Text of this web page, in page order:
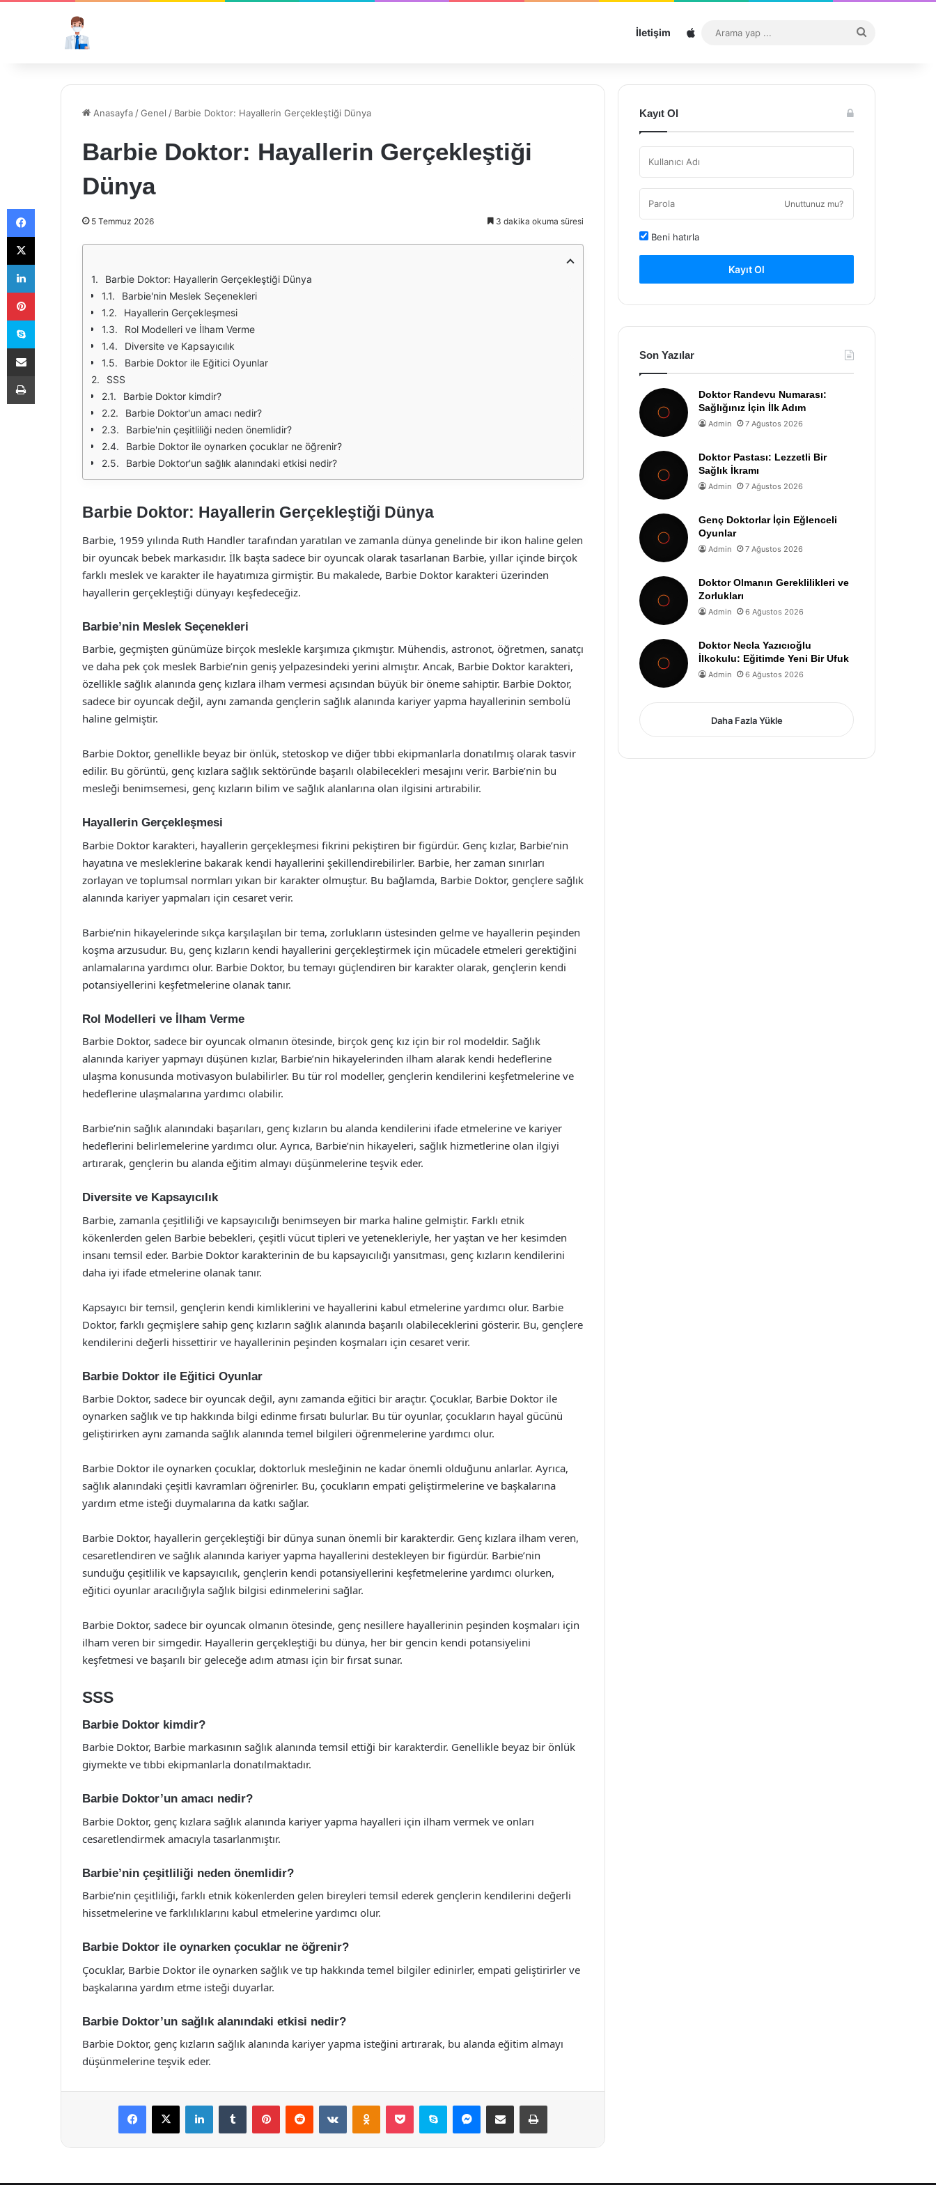
İletişim Sitemap
...
Anasayfa /Genel / Barbie Doktor: Hayallerin Gerçekleştiği Dünya
Barbie Doktor: Hayallerin Gerçekleştiği
Dünya
5 Temmuz 2026 3 dakika okuma süresi
Barbie Doktor: Hayallerin Gerçekleştiği Dünya
Barbie'nin Meslek Seçenekleri
Hayallerin Gerçekleşmesi
Rol Modelleri ve İlham Verme
Diversite ve Kapsayıcılık
Barbie Doktor ile Eğitici Oyunlar
SSS
Barbie Doktor kimdir?
Barbie Doktor'un amacı nedir?
Barbie'nin çeşitliliği neden önemlidir?
Barbie Doktor ile oynarken çocuklar ne öğrenir?
Barbie Doktor'un sağlık alanındaki etkisi nedir?
Barbie Doktor: Hayallerin Gerçekleştiği Dünya
Barbie, 1959 yılında Ruth Handler tarafından yaratılan ve zamanla dünya genelinde bir ikon haline gelen
bir oyuncak bebek markasıdır. İlk başta sadece bir oyuncak olarak tasarlanan Barbie, yıllar içinde birçok
farklı meslek ve karakter ile hayatımıza girmiştir. Bu makalede, Barbie Doktor karakteri üzerinden
hayallerin gerçekleştiği dünyayı keşfedeceğiz.
Barbie’nin Meslek Seçenekleri
Barbie, geçmişten günümüze birçok meslekle karşımıza çıkmıştır. Mühendis, astronot, öğretmen, sanatçı
ve daha pek çok meslek Barbie’nin geniş yelpazesindeki yerini almıştır. Ancak, Barbie Doktor karakteri,
özellikle sağlık alanında genç kızlara ilham vermesi açısından büyük bir öneme sahiptir. Barbie Doktor,
sadece bir oyuncak değil, aynı zamanda gençlerin sağlık alanında kariyer yapma hayallerinin sembolü
haline gelmiştir.
Barbie Doktor, genellikle beyaz bir önlük, stetoskop ve diğer tıbbi ekipmanlarla donatılmış olarak tasvir
edilir. Bu görüntü, genç kızlara sağlık sektöründe başarılı olabilecekleri mesajını verir. Barbie’nin bu
mesleği benimsemesi, genç kızların bilim ve sağlık alanlarına olan ilgisini artırabilir.
Hayallerin Gerçekleşmesi
Barbie Doktor karakteri, hayallerin gerçekleşmesi fikrini pekiştiren bir figürdür. Genç kızlar, Barbie’nin
hayatına ve mesleklerine bakarak kendi hayallerini şekillendirebilirler. Barbie, her zaman sınırları
zorlayan ve toplumsal normları yıkan bir karakter olmuştur. Bu bağlamda, Barbie Doktor, gençlere sağlık
alanında kariyer yapmaları için cesaret verir.
Barbie’nin hikayelerinde sıkça karşılaşılan bir tema, zorlukların üstesinden gelme ve hayallerin peşinden
koşma arzusudur. Bu, genç kızların kendi hayallerini gerçekleştirmek için mücadele etmeleri gerektiğini
anlamalarına yardımcı olur. Barbie Doktor, bu temayı güçlendiren bir karakter olarak, gençlerin kendi
potansiyellerini keşfetmelerine olanak tanır.
Rol Modelleri ve İlham Verme
Barbie Doktor, sadece bir oyuncak olmanın ötesinde, birçok genç kız için bir rol modeldir. Sağlık
alanında kariyer yapmayı düşünen kızlar, Barbie’nin hikayelerinden ilham alarak kendi hedeflerine
ulaşma konusunda motivasyon bulabilirler. Bu tür rol modeller, gençlerin kendilerini keşfetmelerine ve
hedeflerine ulaşmalarına yardımcı olabilir.
Barbie’nin sağlık alanındaki başarıları, genç kızların bu alanda kendilerini ifade etmelerine ve kariyer
hedeflerini belirlemelerine yardımcı olur. Ayrıca, Barbie’nin hikayeleri, sağlık hizmetlerine olan ilgiyi
artırarak, gençlerin bu alanda eğitim almayı düşünmelerine teşvik eder.
Diversite ve Kapsayıcılık
Barbie, zamanla çeşitliliği ve kapsayıcılığı benimseyen bir marka haline gelmiştir. Farklı etnik
kökenlerden gelen Barbie bebekleri, çeşitli vücut tipleri ve yetenekleriyle, her yaştan ve her kesimden
insanı temsil eder. Barbie Doktor karakterinin de bu kapsayıcılığı yansıtması, genç kızların kendilerini
daha iyi ifade etmelerine olanak tanır.
Kapsayıcı bir temsil, gençlerin kendi kimliklerini ve hayallerini kabul etmelerine yardımcı olur. Barbie
Doktor, farklı geçmişlere sahip genç kızların sağlık alanında başarılı olabileceklerini gösterir. Bu, gençlere
kendilerini değerli hissettirir ve hayallerinin peşinden koşmaları için cesaret verir.
Barbie Doktor ile Eğitici Oyunlar
Barbie Doktor, sadece bir oyuncak değil, aynı zamanda eğitici bir araçtır. Çocuklar, Barbie Doktor ile
oynarken sağlık ve tıp hakkında bilgi edinme fırsatı bulurlar. Bu tür oyunlar, çocukların hayal gücünü
geliştirirken aynı zamanda sağlık alanında temel bilgileri öğrenmelerine yardımcı olur.
Barbie Doktor ile oynarken çocuklar, doktorluk mesleğinin ne kadar önemli olduğunu anlarlar. Ayrıca,
sağlık alanındaki çeşitli kavramları öğrenirler. Bu, çocukların empati geliştirmelerine ve başkalarına
yardım etme isteği duymalarına da katkı sağlar.
Barbie Doktor, hayallerin gerçekleştiği bir dünya sunan önemli bir karakterdir. Genç kızlara ilham veren,
cesaretlendiren ve sağlık alanında kariyer yapma hayallerini destekleyen bir figürdür. Barbie’nin
sunduğu çeşitlilik ve kapsayıcılık, gençlerin kendi potansiyellerini keşfetmelerine yardımcı olurken,
eğitici oyunlar aracılığıyla sağlık bilgisi edinmelerini sağlar.
Barbie Doktor, sadece bir oyuncak olmanın ötesinde, genç nesillere hayallerinin peşinden koşmaları için
ilham veren bir simgedir. Hayallerin gerçekleştiği bu dünya, her bir gencin kendi potansiyelini
keşfetmesi ve başarılı bir geleceğe adım atması için bir fırsat sunar.
SSS
Barbie Doktor kimdir?
Barbie Doktor, Barbie markasının sağlık alanında temsil ettiği bir karakterdir. Genellikle beyaz bir önlük
giymekte ve tıbbi ekipmanlarla donatılmaktadır.
Barbie Doktor’un amacı nedir?
Barbie Doktor, genç kızlara sağlık alanında kariyer yapma hayalleri için ilham vermek ve onları
cesaretlendirmek amacıyla tasarlanmıştır.
Barbie’nin çeşitliliği neden önemlidir?
Barbie’nin çeşitliliği, farklı etnik kökenlerden gelen bireyleri temsil ederek gençlerin kendilerini değerli
hissetmelerine ve farklılıklarını kabul etmelerine yardımcı olur.
Barbie Doktor ile oynarken çocuklar ne öğrenir?
Çocuklar, Barbie Doktor ile oynarken sağlık ve tıp hakkında temel bilgiler edinirler, empati geliştirirler ve
başkalarına yardım etme isteği duyarlar.
Barbie Doktor’un sağlık alanındaki etkisi nedir?
Barbie Doktor, genç kızların sağlık alanında kariyer yapma isteğini artırarak, bu alanda eğitim almayı
düşünmelerine teşvik eder.
Facebook
X LinkedInTumblr PinterestReddit VKontakteOdnoklassniki
Pocket Skype Messenger
E-Posta ile paylaş Yazdır
Kayıt Ol
Unuttunuz mu?
Beni hatırla
Kayıt Ol
Son Yazılar
Doktor Randevu Numarası:
Sağlığınız İçin İlk Adım
Admin 7 Ağustos 2026
Doktor Pastası: Lezzetli Bir
Sağlık İkramı
Admin 7 Ağustos 2026
Genç Doktorlar İçin Eğlenceli
Oyunlar
Admin 7 Ağustos 2026
Doktor Olmanın Gereklilikleri ve
Zorlukları
Admin 6 Ağustos 2026
Doktor Necla Yazıcıoğlu
İlkokulu: Eğitimde Yeni Bir Ufuk
Admin 6 Ağustos 2026
Daha Fazla Yükle
Facebook
X
LinkedIn
Pinterest
Skype
E-Posta ile paylaş